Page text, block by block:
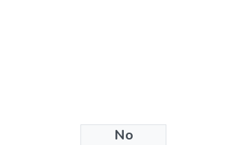
No